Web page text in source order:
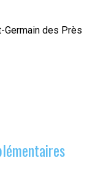
Germain des Près